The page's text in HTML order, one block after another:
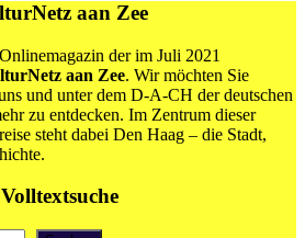
aan Zee
der im Juli 2021
aan Zee. Wir möchten Sie
und unter dem D-A-CH der deutschen
zu entdecken. Im Zentrum dieser
steht dabei Den Haag – die Stadt,
Volltextsuche